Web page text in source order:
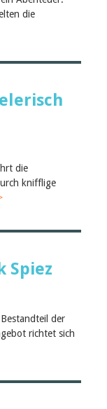
die
die
knifflige
Spiez
der
richtet sich